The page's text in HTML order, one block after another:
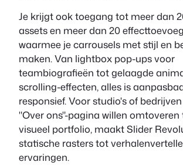
Je krijgt ook toegang tot meer dan
assets en meer dan 20
waarmee je carrousels met stijl en
maken. Van lightbox pop-ups voor
teambiografieën tot gelaagde
scrolling-effecten, alles is
responsief. Voor studio's of
"Over ons"-pagina willen omtoveren
visueel portfolio, maakt Slider
statische rasters tot
ervaringen.